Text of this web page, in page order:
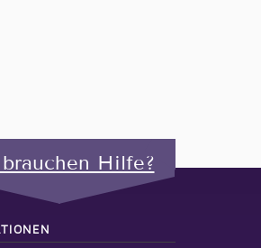
Hilfe?